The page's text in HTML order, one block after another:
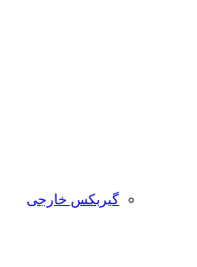
گیربکس خارجی